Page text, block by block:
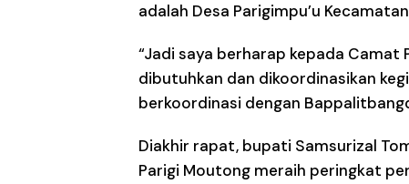
adalah Desa Parigimpu’u
“Jadi saya berharap kepada
dibutuhkan dan dikoordinasikan
berkoordinasi dengan
Diakhir rapat, bupati Samsurizal
Parigi Moutong meraih peringkat